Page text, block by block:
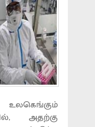
அதற்கு